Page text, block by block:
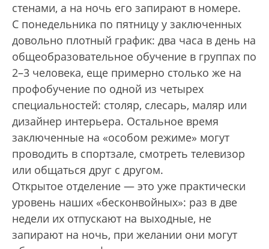
стенами, а на ночь его запирают в номере.
С понедельника по пятницу у заключенных
довольно плотный график: два часа в день на
общеобразовательное обучение в группах по
2–3 человека, еще примерно столько же на
профобучение по одной из четырех
специальностей: столяр, слесарь, маляр или
дизайнер интерьера. Остальное время
заключенные на «особом режиме» могут
проводить в спортзале, смот­реть телевизор
или общаться друг с другом.
Открытое отделение — это уже практически
уровень наших «бесконвойных»: раз в две
недели их отпускают на выходные, не
запирают на ночь, при желании они могут